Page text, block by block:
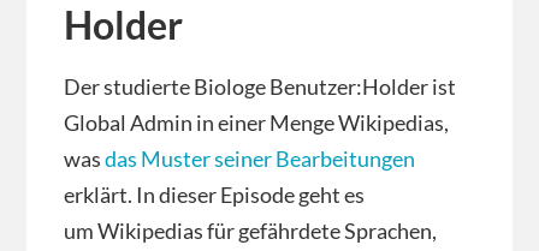
Holder
Der studierte Biologe Benutzer:Holder ist
Global Admin in einer Menge Wikipedias,
wasdas Muster seiner Bearbeitungen
erklärt. In dieser Episode geht es
um Wikipedias für gefährdete Sprachen,